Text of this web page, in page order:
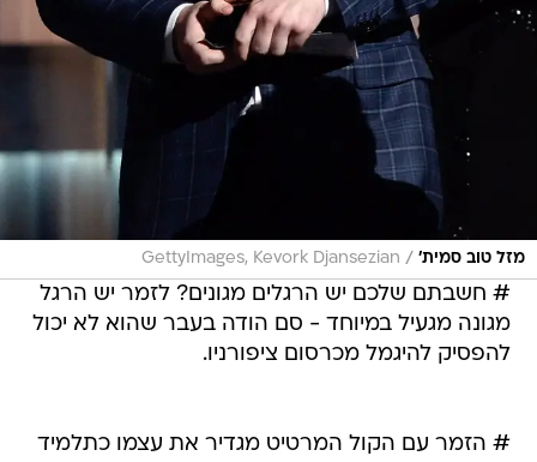
מזל טוב סמית' /
GettyImages, Kevork Djansezian
# חשבתם שלכם יש הרגלים מגונים? לזמר יש הרגל
מגונה מגעיל במיוחד - סם הודה בעבר שהוא לא יכול
להפסיק להיגמל מכרסום ציפורניו.
# הזמר עם הקול המרטיט מגדיר את עצמו כתלמיד